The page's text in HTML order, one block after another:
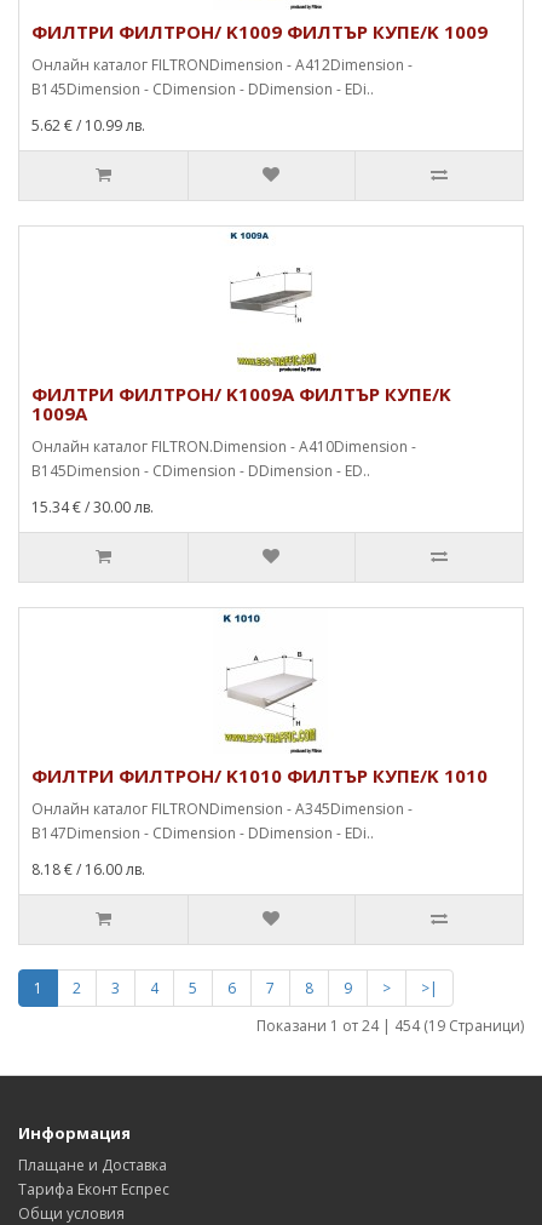
ФИЛТРИ ФИЛТРОН/ K1009 ФИЛТЪР КУПЕ/K 1009
Онлайн каталог FILTRONDimension - A412Dimension -
B145Dimension - CDimension - DDimension - EDi..
5.62 €/ 10.99 лв.
ФИЛТРИ ФИЛТРОН/ K1009A ФИЛТЪР КУПЕ/K
1009A
Онлайн каталог FILTRON.Dimension - A410Dimension -
B145Dimension - CDimension - DDimension - ED..
15.34 €/ 30.00 лв.
ФИЛТРИ ФИЛТРОН/ K1010 ФИЛТЪР КУПЕ/K 1010
Онлайн каталог FILTRONDimension - A345Dimension -
B147Dimension - CDimension - DDimension - EDi..
8.18 €/ 16.00 лв.
1 2 3 4 5 6 7 8 9 >
>|
Показани 1 от 24 | 454 (19 Страници)
Информация
Плащане и Доставка
Тарифа Еконт Еспрес
Общи условия